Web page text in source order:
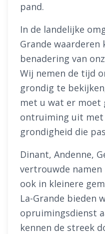
pand.
In de landelijke
Grande
benadering van
Wij nemen de tijd
grondig te
met u wat er moet
ontruiming uit met
grondigheid die
Dinant, Andenne,
vertrouwde
ook in kleinere
La-Grande bieden
opruimingsdienst
kennen de streek